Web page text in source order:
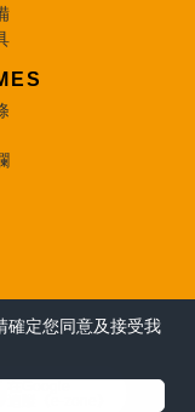
確定您同意及接受我